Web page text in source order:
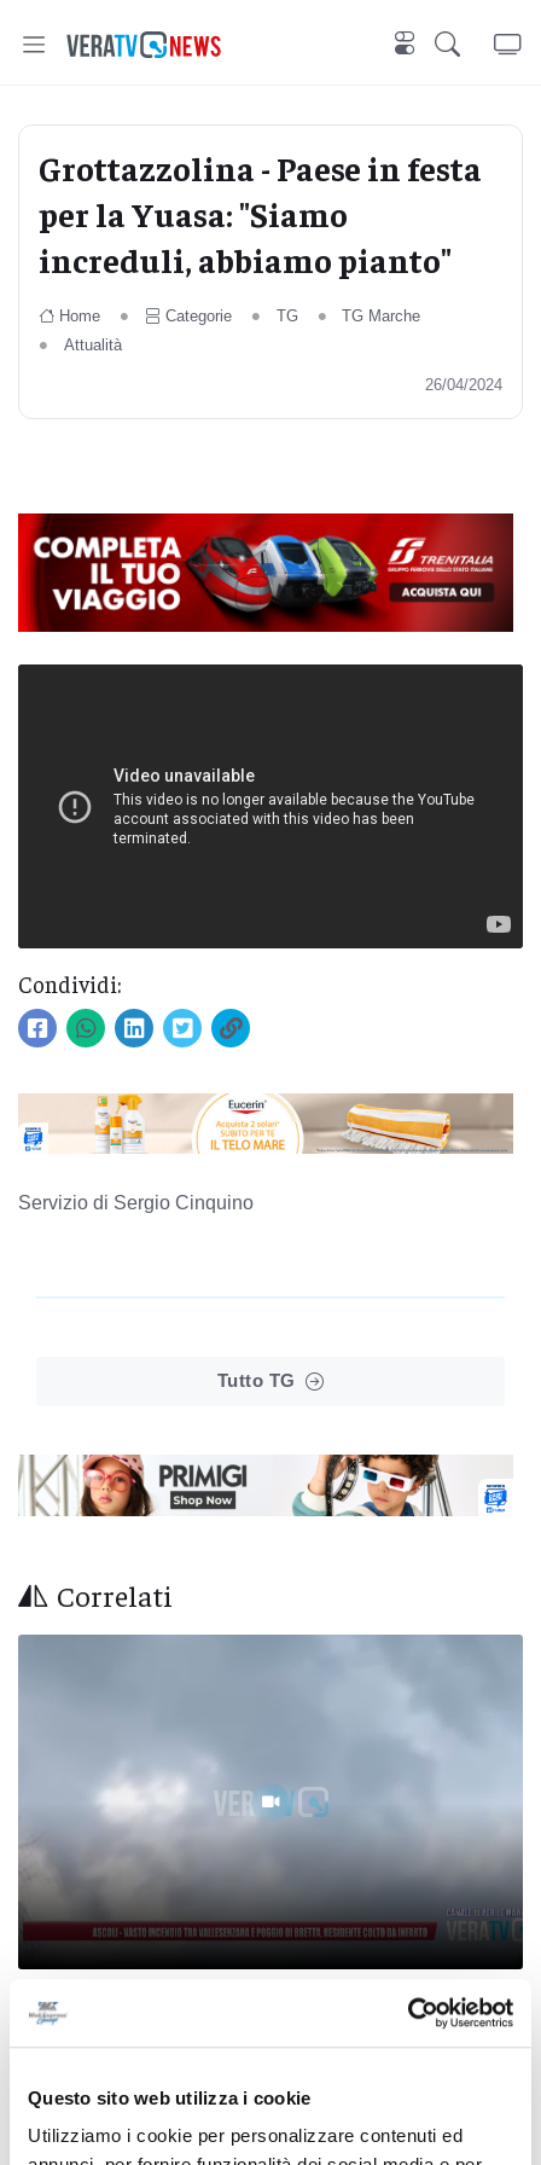
Questo sito web utilizza i cookie
Utilizziamo i cookie per personalizzare contenuti ed
Grottazzolina - Paese in festa
per la Yuasa: "Siamo
increduli, abbiamo pianto"
Home Categorie TG
TG Marche
Attualità
26/04/2024
Condividi:
Servizio di Sergio Cinquino
Tutto TG
Correlati
Centobuchi - Domenica l’addio a Davide,